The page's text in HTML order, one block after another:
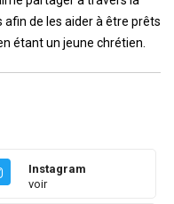
afin de les aider à être prêts
étant un jeune chrétien.
Instagram
voir